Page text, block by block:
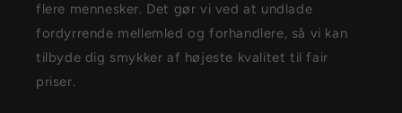
flere mennesker. Det gør vi ved at undlade
fordyrrende mellemled og forhandlere, så vi kan
tilbyde dig smykker af højeste kvalitet til fair
priser.